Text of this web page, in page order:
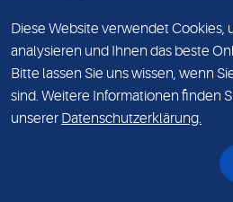
Email:info@mlhb.de
DATENSCHUTZ
IMPRESSUM
Diese Website verwendet Cookies,
analysieren und Ihnen das beste
Bitte lassen Sie uns wissen, wenn
sind. Weitere Informationen finden
unserer Datenschutzerklärung.